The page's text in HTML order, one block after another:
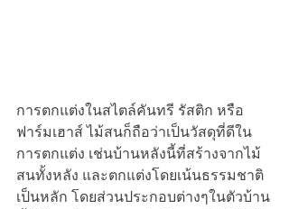
การตกแต่งในสไตล์คันทรี รัสติก หรือ
ฟาร์มเฮาส์ ไม้สนก็ถือว่าเป็นวัสดุที่ดีใน
การตกแต่ง เช่นบ้านหลังนี้ที่สร้างจากไม้
สนทั้งหลัง และตกแต่งโดยเน้นธรรมชาติ
เป็นหลัก โดยส่วนประกอบต่างๆในตัวบ้าน